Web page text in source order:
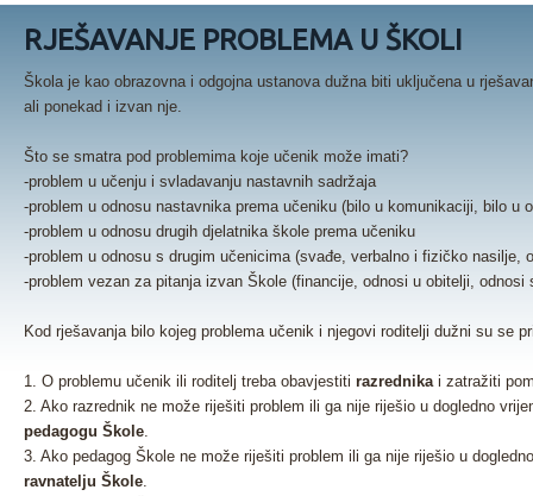
RJEŠAVANJE PROBLEMA U ŠKOLI
Škola je kao obrazovna i odgojna ustanova dužna biti uključena u
ali ponekad i izvan nje.
Što se smatra pod problemima koje učenik može imati?
-problem u učenju i svladavanju nastavnih sadržaja
-problem u odnosu nastavnika prema učeniku (bilo u komunikaciji, bilo u
-problem u odnosu drugih djelatnika škole prema učeniku
-problem u odnosu s drugim učenicima (svađe, verbalno i fizičko nasilje,
-problem vezan za pitanja izvan Škole (financije, odnosi u obitelji,
Kod rješavanja bilo kojeg problema učenik i njegovi roditelji dužni su se
1. O problemu učenik ili roditelj treba obavjestiti razrednika i zatražiti
2. Ako razrednik ne može riješiti problem ili ga nije riješio u dogledno
pedagogu Škole.
3. Ako pedagog Škole ne može riješiti problem ili ga nije riješio u
ravnatelju Škole.